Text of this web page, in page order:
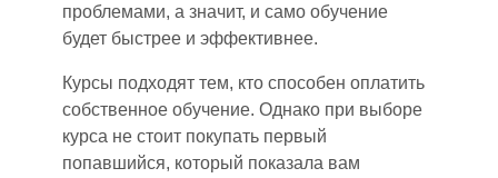
проблемами, а значит, и само обучение
будет быстрее и эффективнее.
Курсы подходят тем, кто способен оплатить
собственное обучение. Однако при выборе
курса не стоит покупать первый
попавшийся, который показала вам